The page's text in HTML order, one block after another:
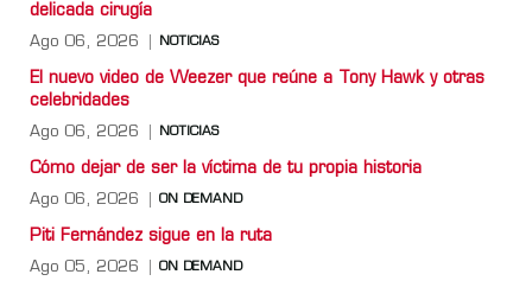
delicada cirugía
Ago 06, 2026 NOTICIAS
El nuevo video de Weezer que reúne a Tony Hawk y otras
celebridades
Ago 06, 2026 NOTICIAS
Cómo dejar de ser la víctima de tu propia historia
Ago 06, 2026 ON DEMAND
Piti Fernández sigue en la ruta
Ago 05, 2026 ON DEMAND